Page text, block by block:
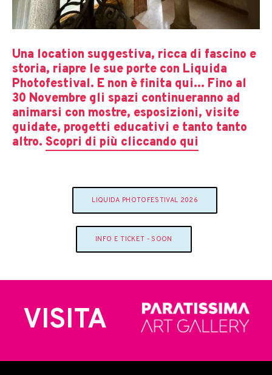
Una location suggestiva, ricca di fascino e
storia, riapre le sue porte con Liquida
Photofestival. E non è finita qui... Fino al
30 Novembre gli spazi continueranno ad
animarsi con mostre, esposizioni, visite
guidate, progetti educativi e tanto tanto
altro. Scopri di più cliccando qui
LIQUIDA PHOTOFESTIVAL 2026
INFO E TICKET - SOON
VISITA